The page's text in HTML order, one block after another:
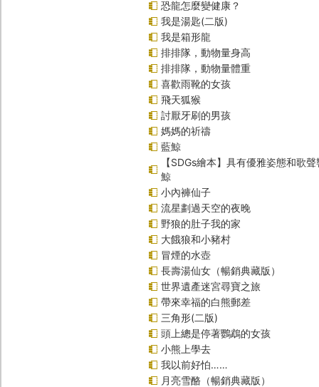
恐龍怎麼變健康？
我是湯匙(二版)
我是箱形龍
排排隊，動物量身高
排排隊，動物量體重
喜歡雨靴的女孩
飛天狐猴
討厭牙刷的男孩
媽媽的祈禱
藍鯨
【SDGs繪本】具有優雅姿態和歌
鯨
小內褲仙子
流星劃過天空的夜晚
野狼的肚子我的家
大餓狼和小豬村
冒煙的水壺
長壽湯仙女（暢銷典藏版）
世界遺產迷宮尋寶之旅
帶來幸福的白熊郵差
三角形(二版)
頭上總是停著鸚鵡的女孩
小熊上學去
我以前好怕……
月亮雪酪（暢銷典藏版）